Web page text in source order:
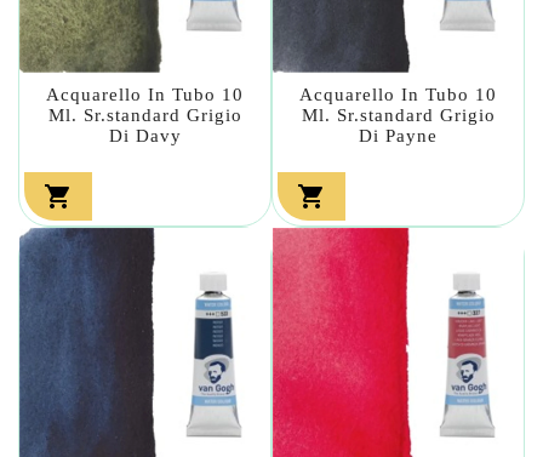
Acquarello In Tubo 10
Ml. Sr.standard Grigio
Di Davy

Acquarello In Tubo 10
Ml. Sr.standard Grigio
Di Payne
